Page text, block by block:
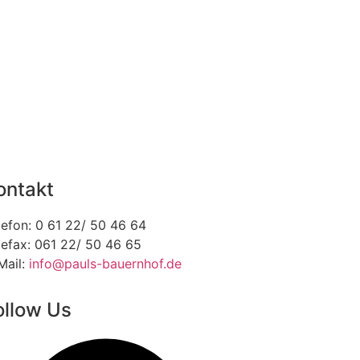
0 61 22/ 50 46 64
061 22/ 50 46 65
info@pauls-bauernhof.de
Us